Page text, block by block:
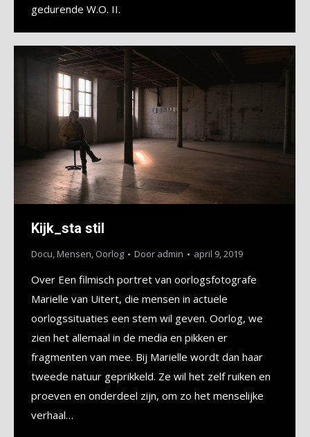
gedurende W.O. II.
Kijk_sta stil
Docu,Mensen, Oorlog Door admin april 9, 2019
Over Een filmisch portret van oorlogsfotografe
Marielle van Uitert, die mensen in actuele
oorlogssituaties een stem wil geven. Oorlog, we
zien het allemaal in de media en pikken er
fragmenten van mee. Bij Marielle wordt dan haar
tweede natuur geprikkeld. Ze wil het zelf ruiken en
proeven en onderdeel zijn, om zo het menselijke
verhaal…